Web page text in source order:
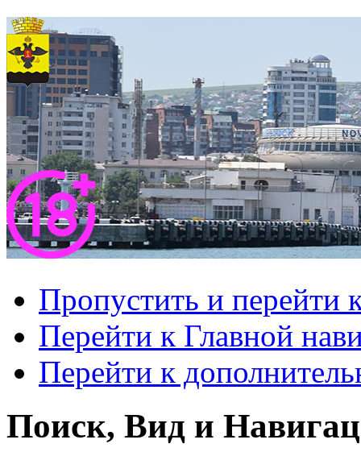
Пропустить и перейти
Перейти к Главной
Перейти к
Поиск, Вид и